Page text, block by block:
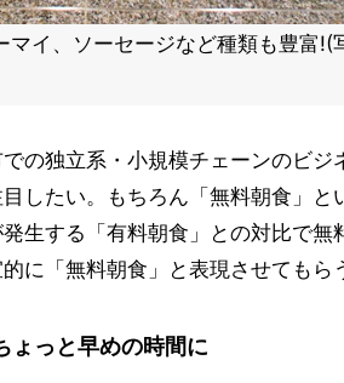
マイ、ソーセージなど種類も豊富!(
の独立系・小規模チェーンのビ
したい。もちろん「無料朝食」
生する「有料朝食」との対比で
に「無料朝食」と表現させてもら
ょっと早めの時間に